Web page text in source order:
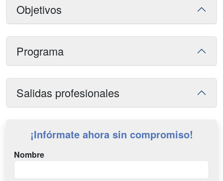
Objetivos
Programa
Salidas profesionales
¡Infórmate ahora sin compromiso!
Nombre